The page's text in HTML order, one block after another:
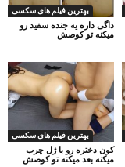
بهترین فیلم های سکسی
داگی داره یه جنده سفید رو
میکنه تو کوصش
بهترین فیلم های سکسی
کون دختره رو با ژل چرب
میکنه بعد میکنه تو کوصش